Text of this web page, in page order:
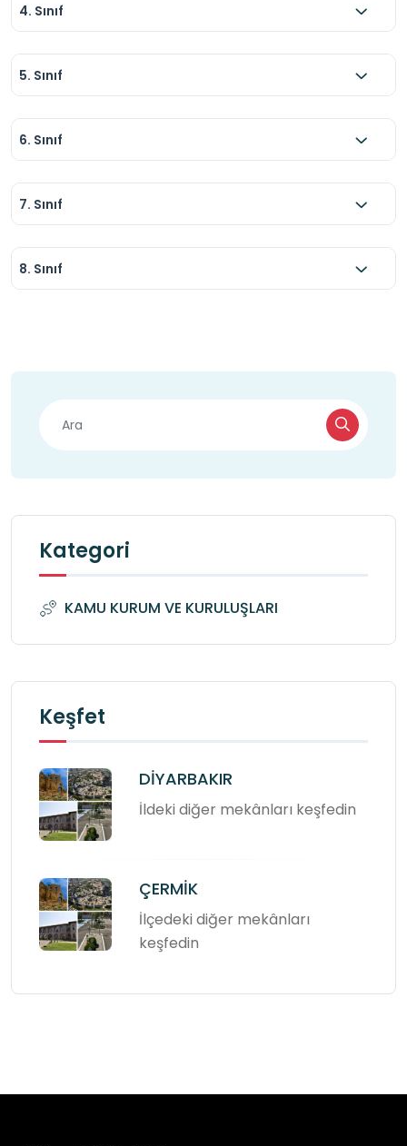
4. Sınıf
5. Sınıf
6. Sınıf
7. Sınıf
8. Sınıf
Kategori
KAMU KURUM VE KURULUŞLARI
Keşfet
DİYARBAKIR
İldeki diğer mekânları keşfedin
ÇERMİK
İlçedeki diğer mekânları
keşfedin